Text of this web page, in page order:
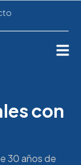
con
30 años de